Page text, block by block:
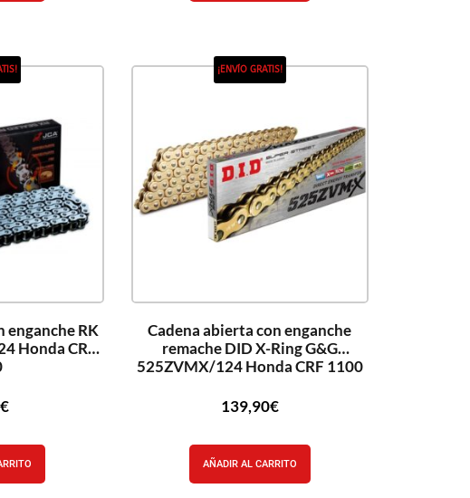
enganche RK
Honda CRF
€
¡ENVÍO GRATIS!
Cadena abierta con enganche
remache DID X-Ring G&G
525ZVMX/124 Honda CRF 1100
139,90€
AÑADIR AL CARRITO